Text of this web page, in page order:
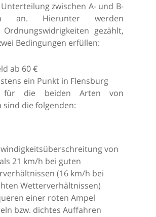
zwischen A- und B-
an. Hierunter werden
gezählt,
Bedingungen erfüllen:
ab 60 €
ein Punkt in Flensburg
für die beiden Arten von
sind die folgenden:
von
21 km/h bei guten
(16 km/h bei
Wetterverhältnissen)
einer roten Ampel
bzw. dichtes Auffahren